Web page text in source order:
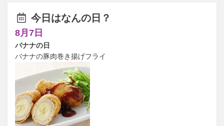
今日はなんの日？
8月7日
バナナの日
バナナの豚肉巻き揚げフライ